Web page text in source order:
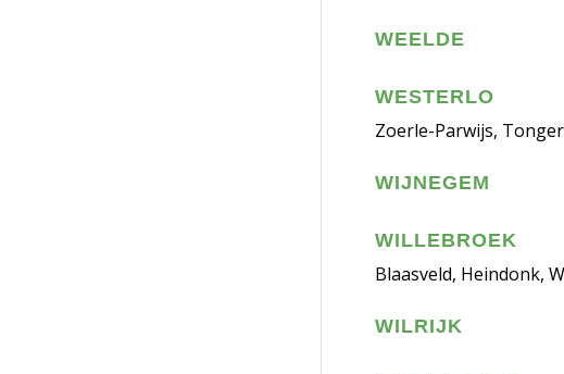
WEELDE
WESTERLO
Zoerle-Parwijs,
WIJNEGEM
WILLEBROEK
Blaasveld, Heindonk,
WILRIJK